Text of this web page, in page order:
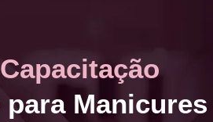
Capacitação
para Manicures